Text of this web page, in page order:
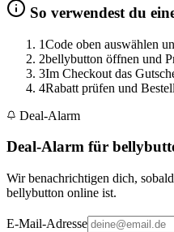
So verwendest du
1Code oben auswählen
2bellybutton öffnen und
3Im Checkout das
4Rabatt prüfen und
Deal-Alarm
Deal-Alarm für
Wir benachrichtigen dich,
bellybutton online ist.
E-Mail-Adresse